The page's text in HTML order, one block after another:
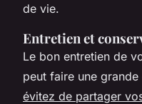
de vie.
Entretien et
Le bon entretien de
peut faire une
évitez de partager